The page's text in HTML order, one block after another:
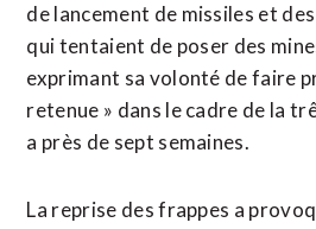
de lancement de missiles et
qui tentaient de poser des
exprimant sa volonté de faire
retenue » dans le cadre de la
a près de sept semaines.
La reprise des frappes a